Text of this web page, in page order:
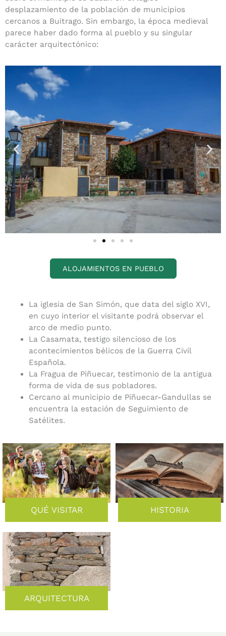
desplazamiento de la población de municipios
cercanos a Buitrago. Sin embargo, la época medieval
parece haber dado forma al pueblo y su singular
carácter arquitectónico:
ALOJAMIENTOS EN PUEBLO
La iglesia de San Simón, que data del siglo XVI,
en cuyo interior el visitante podrá observar el
arco de medio punto.
La Casamata, testigo silencioso de los
acontecimientos bélicos de la Guerra Civil
Española.
La Fragua de Piñuecar, testimonio de la antigua
forma de vida de sus pobladores.
Cercano al municipio de Piñuecar-Gandullas se
encuentra la estación de Seguimiento de
Satélites.
QUÉ VISITAR HISTORIA
ARQUITECTURA